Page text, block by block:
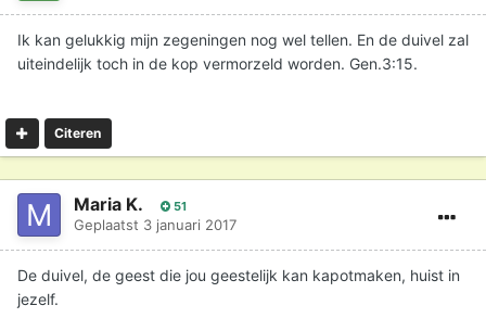
Ik kan gelukkig mijn zegeningen nog wel tellen. En de duivel zal
uiteindelijk toch in de kop vermorzeld worden. Gen.3:15.
Citeren
Maria K. 51
Geplaatst 3 januari 2017
De duivel, de geest die jou geestelijk kan kapotmaken, huist in
jezelf.